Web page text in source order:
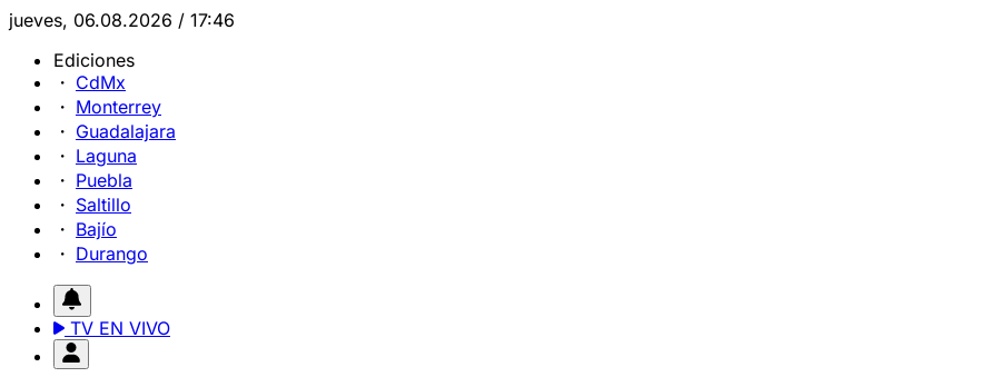
jueves, 06.08.2026 / 17:46
Ediciones
CdMx
Monterrey
Guadalajara
Laguna
Puebla
Saltillo
Bajío
Durango
TV EN VIVO